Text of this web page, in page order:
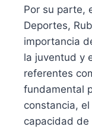
Por su parte,
Deportes,
importancia
la juventud y
referentes
fundamental
constancia,
capacidad de